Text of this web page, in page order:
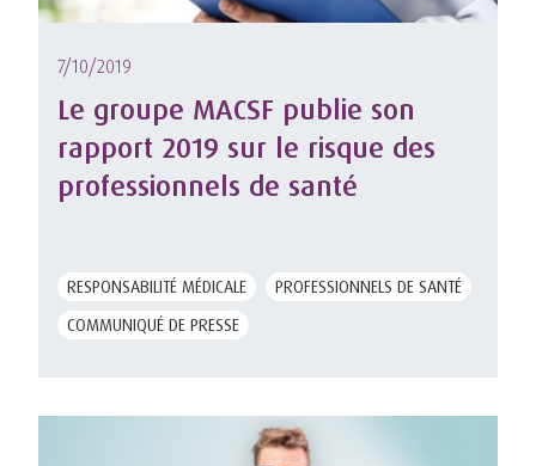
7/10/2019
Le groupe MACSF publie son
rapport 2019 sur le risque des
professionnels de santé
RESPONSABILITÉ MÉDICALE
PROFESSIONNELS DE SANTÉ
COMMUNIQUÉ DE PRESSE